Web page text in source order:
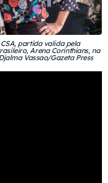
partida valida pela
Arena Corinthians, na
Vassao/Gazeta Press